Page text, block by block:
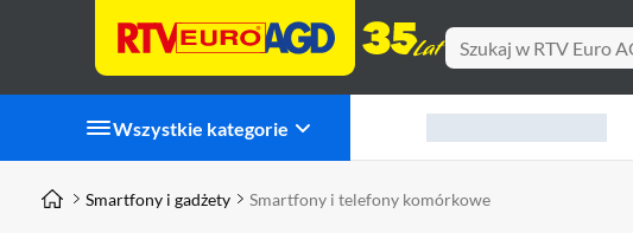
Wszystkie kategorie
Smartfony i gadżety Smartfony i telefony komórkowe